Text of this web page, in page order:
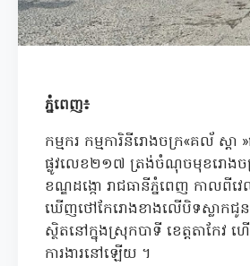
ភ្នំពេញ៖
កម្មករ កម្មការិនីរោងចក្រ«គល័ ស្ដា
ផ្លូវលេខ២១៧ ត្រង់ចំណុចមុខរោងចក្រខ
ខណ្ឌដង្កោ រាជធានីភ្នំពេញ កាល
ឃើញថៅកែរោងខាងលើបិទស្លាកជូន
ស្ថិតនៅក្នុងស្រុកបាទី ខេត្តតាកែវ
ការងារនៅឡើយ ។